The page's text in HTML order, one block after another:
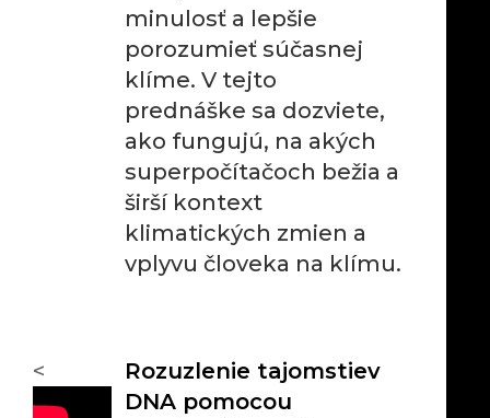
minulosť a lepšie
porozumieť súčasnej
klíme. V tejto
prednáške sa dozviete,
ako fungujú, na akých
superpočítačoch bežia a
širší kontext
klimatických zmien a
vplyvu človeka na klímu.
<
Rozuzlenie tajomstiev
DNA pomocou